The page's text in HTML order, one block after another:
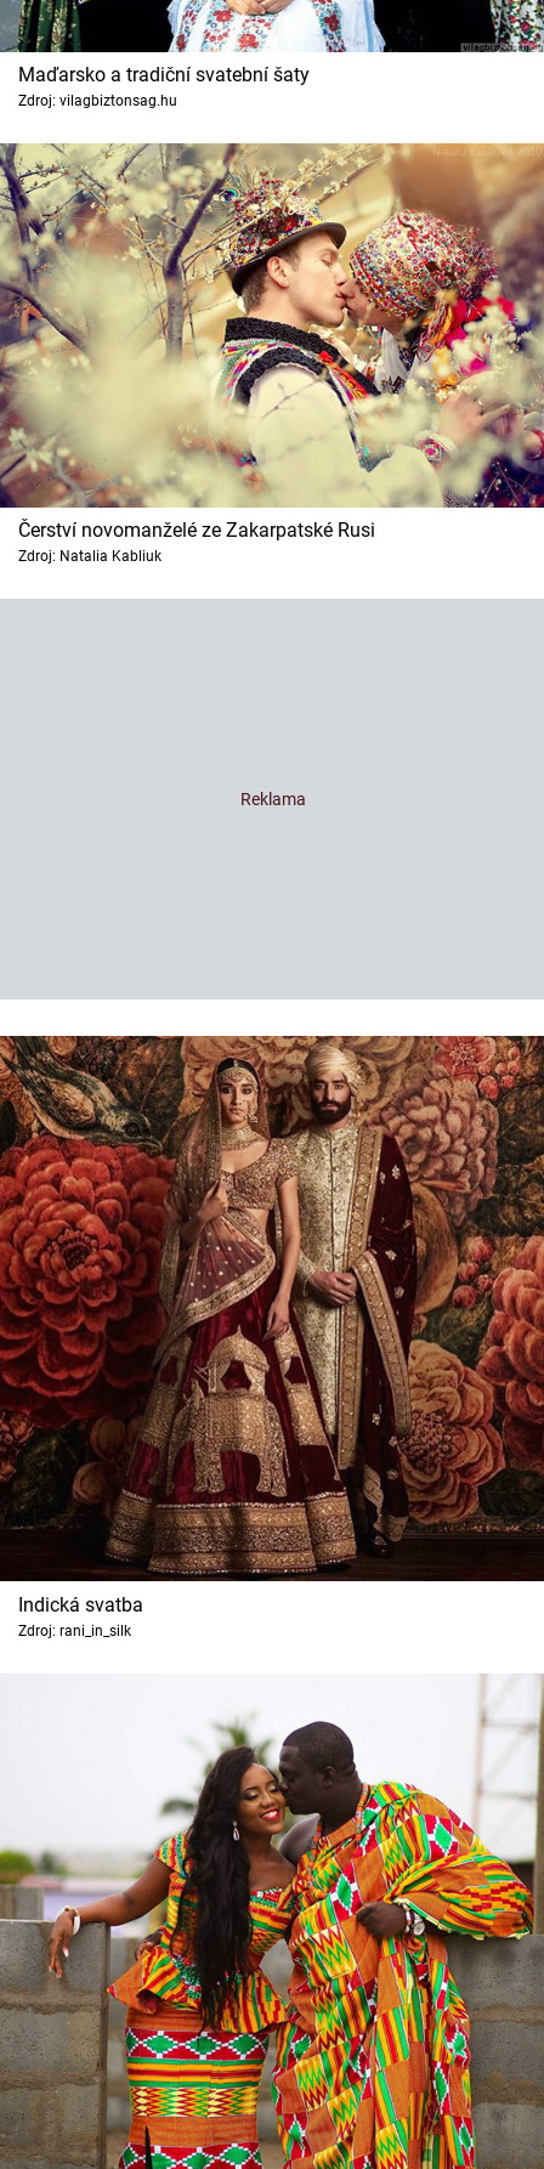
Maďarsko a tradiční svatební šaty
Zdroj: vilagbiztonsag.hu
Čerství novomanželé ze Zakarpatské Rusi
Zdroj: Natalia Kabliuk
Indická svatba
Zdroj: rani_in_silk